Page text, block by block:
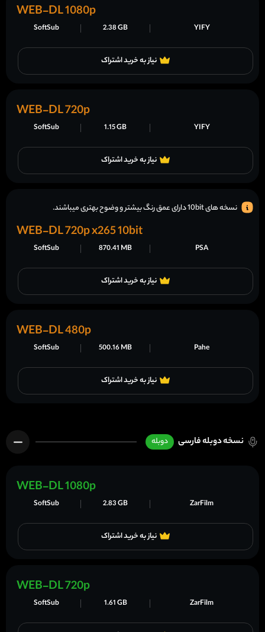
نیاز به خرید اشتراک
YIFY
2.38 GB
SoftSub
WEB-DL 1080p
نیاز به خرید اشتراک
YIFY
1.15 GB
SoftSub
WEB-DL 720p
نیاز به خرید اشتراک
PSA
870.41 MB
SoftSub
WEB-DL 720p x265 10bit
نسخه های 10bit دارای عمق رنگ بیشتر و وضوح بهتری میباشند.
نیاز به خرید اشتراک
Pahe
500.16 MB
SoftSub
WEB-DL 480p
نسخه دوبله فارسی دوبله
نیاز به خرید اشتراک
ZarFilm
2.83 GB
SoftSub
WEB-DL 1080p
ZarFilm
1.61 GB
SoftSub
WEB-DL 720p